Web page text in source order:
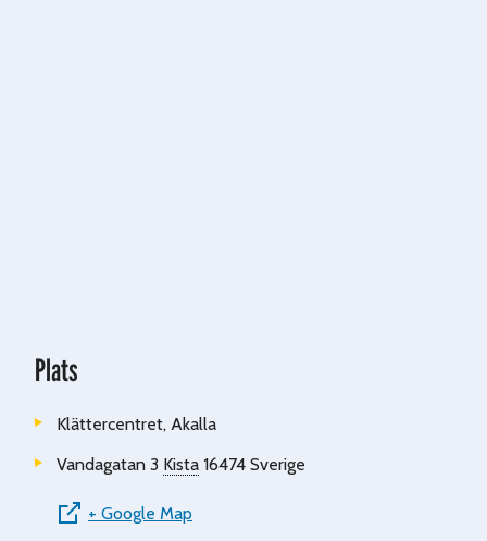
Plats
Klättercentret, Akalla
Vandagatan 3 Kista 16474 Sverige
+ Google Map